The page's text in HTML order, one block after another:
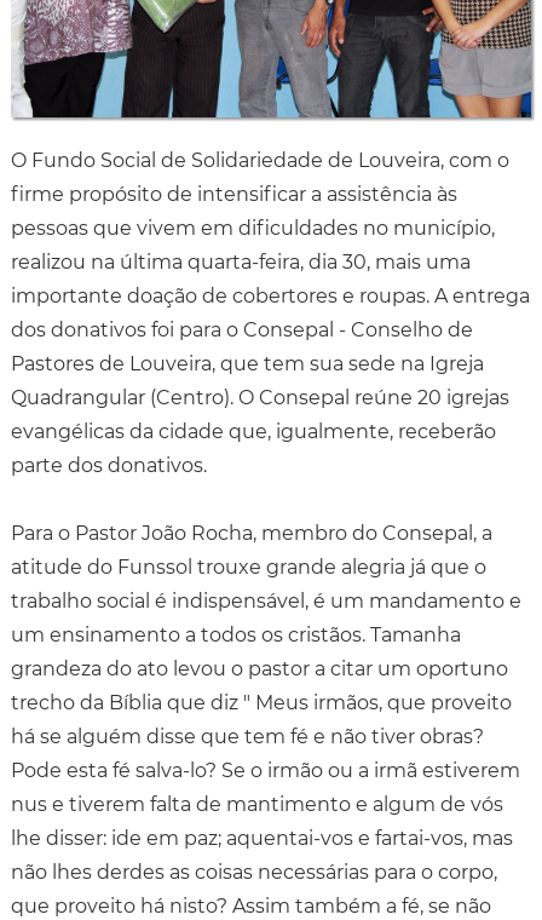
O Fundo Social de Solidariedade de Louveira, com o
firme propósito de intensificar a assistência às
pessoas que vivem em dificuldades no município,
realizou na última quarta-feira, dia 30, mais uma
importante doação de cobertores e roupas. A entrega
dos donativos foi para o Consepal - Conselho de
Pastores de Louveira, que tem sua sede na Igreja
Quadrangular (Centro). O Consepal reúne 20 igrejas
evangélicas da cidade que, igualmente, receberão
parte dos donativos.
Para o Pastor João Rocha, membro do Consepal, a
atitude do Funssol trouxe grande alegria já que o
trabalho social é indispensável, é um mandamento e
um ensinamento a todos os cristãos. Tamanha
grandeza do ato levou o pastor a citar um oportuno
trecho da Bíblia que diz " Meus irmãos, que proveito
há se alguém disse que tem fé e não tiver obras?
Pode esta fé salva-lo? Se o irmão ou a irmã estiverem
nus e tiverem falta de mantimento e algum de vós
lhe disser: ide em paz; aquentai-vos e fartai-vos, mas
não lhes derdes as coisas necessárias para o corpo,
que proveito há nisto? Assim também a fé, se não